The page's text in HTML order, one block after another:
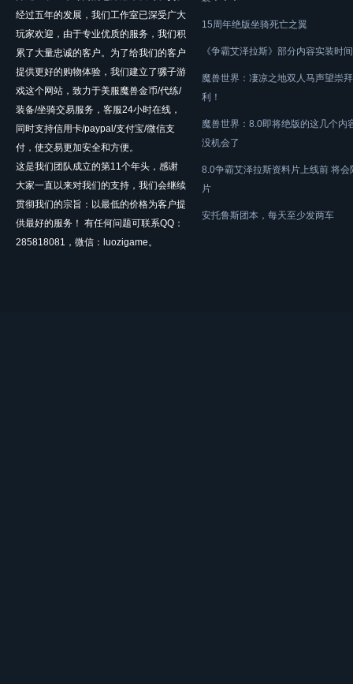
经过五年的发展，我们工作室已深受广大
玩家欢迎，由于专业优质的服务，我们积
累了大量忠诚的客户。为了给我们的客户
提供更好的购物体验，我们建立了骡子游
戏这个网站，致力于美服魔兽金币/代练/
装备/坐骑交易服务，客服24小时在线，
同时支持信用卡/paypal/支付宝/微信支
付，使交易更加安全和方便。
这是我们团队成立的第11个年头，感谢
大家一直以来对我们的支持，我们会继续
贯彻我们的宗旨：以最低的价格为客户提
供最好的服务！ 有任何问题可联系QQ：
285818081，微信：luozigame。
15周年绝版坐骑死亡之翼
《争霸艾泽拉斯》部分内容实装时
魔兽世界：凄凉之地双人马声望崇
利！
魔兽世界：8.0即将绝版的这几个内
没机会了
8.0争霸艾泽拉斯资料片上线前 将会
片
安托鲁斯团本，每天至少发两车